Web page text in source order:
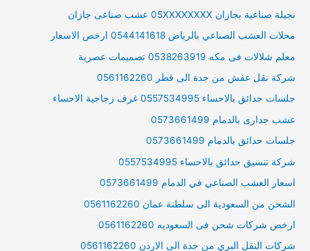
نجيلة صناعية بجازان 05XXXXXXXX عشب صناعى جازان
محلات العشب الصناعي بالرياض 0544141618 ارخص الاسعار
معلم شلالات فى مكه 0538263919 تصميمات عصرية
شركة نقل عفش من جدة الى قطر 0561162260
جلسات حدائق بالاحساء 0557534995 غرف زجاجية الاحساء
عشب جدارى بالدمام 0573661499
جلسات حدائق بالدمام 0573661499
شركة تنسيق حدائق بالاحساء 0557534995
اسعار العشب الصناعي في الدمام 0573661499
الشحن من السعودية الى سلطنة عمان 0561162260
ارخص شركات شحن فى السعوديه 0561162260
شركات النقل البري من جدة الى الاردن 0561162260